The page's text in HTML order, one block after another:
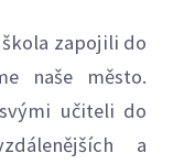
zapojili do
naše město.
učiteli do
a